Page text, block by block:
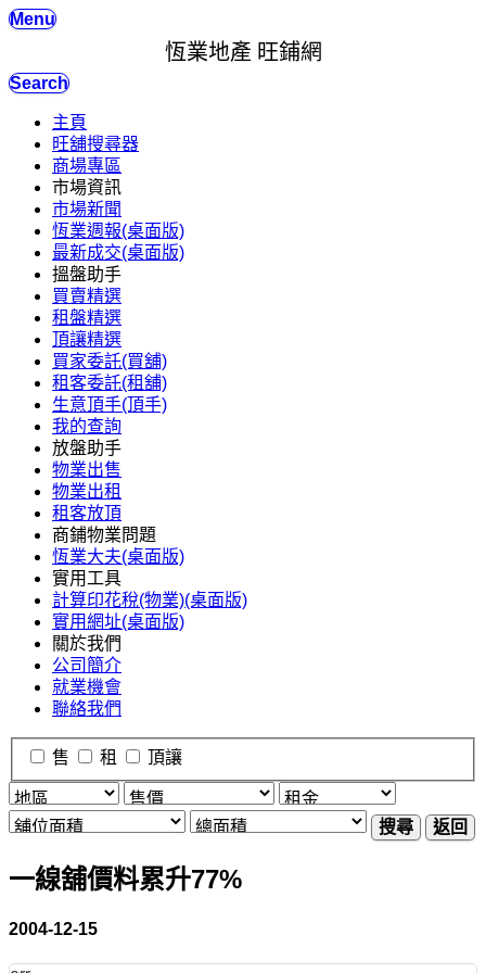
Menu
恆業地產 旺鋪網
Search
主頁
旺舖搜尋器
商場專區
市場資訊
市場新聞
恆業週報(桌面版)
最新成交(桌面版)
搵盤助手
買賣精選
租盤精選
頂讓精選
買家委託(買舖)
租客委託(租舖)
生意頂手(頂手)
我的查詢
放盤助手
物業出售
物業出租
租客放頂
商鋪物業問題
恆業大夫(桌面版)
實用工具
計算印花稅(物業)(桌面版)
實用網址(桌面版)
關於我們
公司簡介
就業機會
聯絡我們
售 租 頂讓
搜尋 返回
一線舖價料累升77%
2004-12-15